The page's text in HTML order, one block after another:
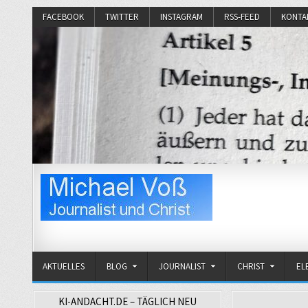
FACEBOOK TWITTER INSTAGRAM RSS-FEED
AKTUELLES BLOG JOURNALIST CHRIST
KI-ANDACHT.DE – TÄGLICH NEU